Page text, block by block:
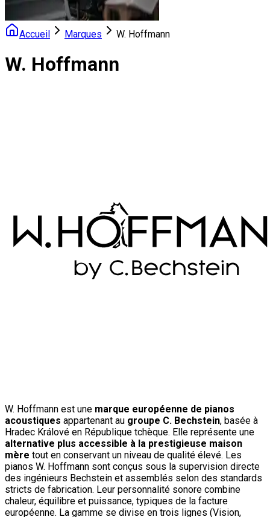
Accueil Marques W. Hoffmann
W. Hoffmann
W. Hoffmann est une marque européenne de pianos
acoustiques appartenant au groupe C. Bechstein, basée à
Hradec Králové en République tchèque. Elle représente une
alternative plus accessible à la prestigieuse maison
mère tout en conservant un niveau de qualité élevé. Les
pianos W. Hoffmann sont conçus sous la supervision directe
des ingénieurs Bechstein et assemblés selon des standards
stricts de fabrication. Leur personnalité sonore combine
chaleur, équilibre et puissance, typiques de la facture
européenne. La gamme se divise en trois lignes (Vision,